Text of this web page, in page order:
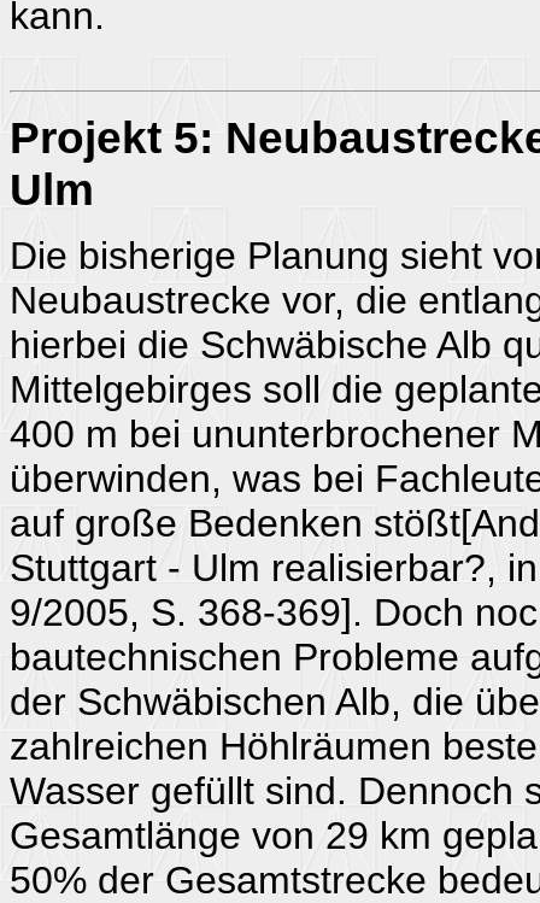
kann.
Projekt 5:
Ulm
Die bisherige Planung sieht
Neubaustrecke vor, die
hierbei die Schwäbische Alb
Mittelgebirges soll die
400 m bei ununterbrochener
überwinden, was bei
auf große Bedenken
Stuttgart - Ulm realisierbar?,
9/2005, S. 368-369]. Doch
bautechnischen Probleme
der Schwäbischen Alb, die
zahlreichen Höhlräumen
Wasser gefüllt sind. Dennoch
Gesamtlänge von 29 km
50% der Gesamtstrecke